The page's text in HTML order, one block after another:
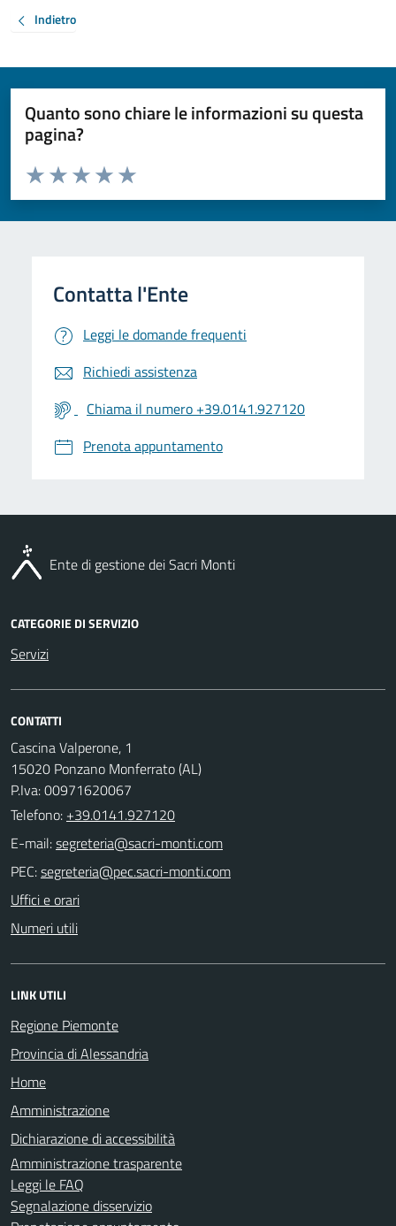
Indietro
Quanto sono chiare le informazioni su questa
pagina?
Valuta da 1 a 5 stelle la pagina
Valuta 5 stelle su 5
Valuta 4 stelle su 5
Valuta 3 stelle su 5
Valuta 2 stelle su 5
Valuta 1 stelle su 5
Leggi le domande frequenti
Richiedi assistenza
Chiama il numero +39.0141.927120
Prenota appuntamento
Ente di gestione dei Sacri Monti
CATEGORIE DI SERVIZIO
Servizi
CONTATTI
Cascina Valperone, 1
15020 Ponzano Monferrato (AL)
P.Iva: 00971620067
Telefono: +39.0141.927120
E-mail:
PEC:
Uffici e orari
Numeri utili
LINK UTILI
Regione Piemonte
Provincia di Alessandria
Home
Amministrazione
Dichiarazione di accessibilità
Amministrazione trasparente
Leggi le FAQ
Segnalazione disservizio